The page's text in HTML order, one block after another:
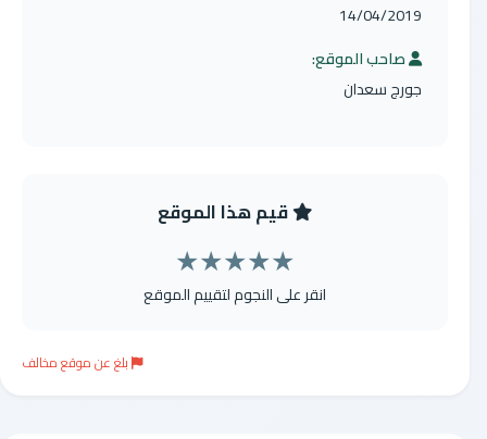
14/04/2019
صاحب الموقع:
جورج سعدان
قيم هذا الموقع
★
★
★
★
★
انقر على النجوم لتقييم الموقع
بلغ عن موقع مخالف